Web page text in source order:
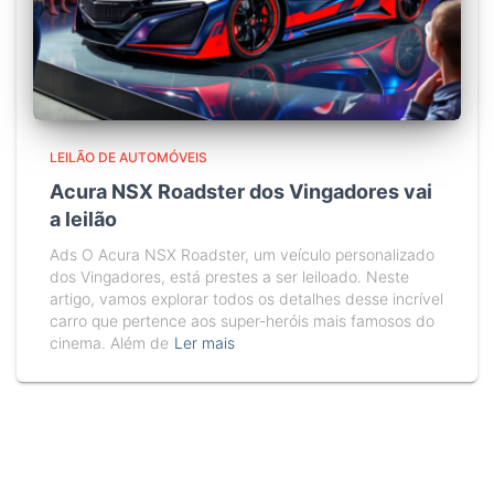
LEILÃO DE AUTOMÓVEIS
Acura NSX Roadster dos Vingadores vai
a leilão
Ads O Acura NSX Roadster, um veículo personalizado
dos Vingadores, está prestes a ser leiloado. Neste
artigo, vamos explorar todos os detalhes desse incrível
carro que pertence aos super-heróis mais famosos do
cinema. Além de Ler mais